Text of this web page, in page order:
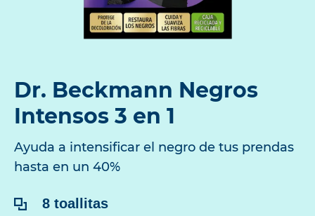
Dr. Beckmann Negros
Intensos 3 en 1
Ayuda a intensificar el negro de tus prendas
hasta en un 40%
Contenido:
8 toallitas